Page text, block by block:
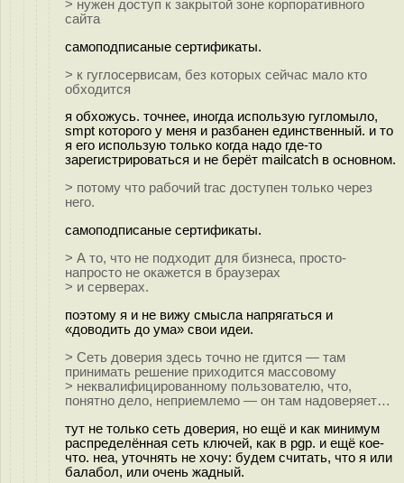
> нужен доступ к закрытой зоне корпоративного
сайта
самоподписаные сертификаты.
> к гуглосервисам, без которых сейчас мало кто
обходится
я обхожусь. точнее, иногда использую гугломыло,
smpt которого у меня и разбанен единственный. и то
я его использую только когда надо где-то
зарегистрироваться и не берёт mailcatch в основном.
> потому что рабочий trac доступен только через
него.
самоподписаные сертификаты.
> А то, что не подходит для бизнеса, просто-
напросто не окажется в браузерах
> и серверах.
поэтому я и не вижу смысла напрягаться и
«доводить до ума» свои идеи.
> Сеть доверия здесь точно не гдится — там
принимать решение приходится массовому
> неквалифицированному пользователю, что,
понятно дело, неприемлемо — он там надоверяет…
тут не только сеть доверия, но ещё и как минимум
распределённая сеть ключей, как в pgp. и ещё кое-
что. неа, уточнять не хочу: будем считать, что я или
балабол, или очень жадный.